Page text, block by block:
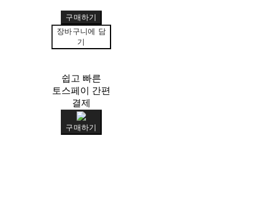
구매하기
장바구니에 담
기
쉽고 빠른
토스페이 간편
결제
구매하기